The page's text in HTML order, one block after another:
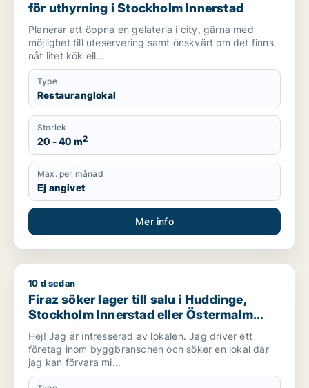
för uthyrning i Stockholm Innerstad
Planerar att öppna en gelateria i city, gärna med
möjlighet till uteservering samt önskvärt om det finns
nåt litet kök ell...
Type
Restauranglokal
Storlek
20 - 40 m2
Max. per månad
Ej angivet
Mer info
Firaz söker lager till salu i Huddinge, Stockholm Innerstad
10 d sedan
Firaz söker lager till salu i Huddinge,
Stockholm Innerstad eller Östermalm
m.fl.
Hej! Jag är intresserad av lokalen. Jag driver ett
företag inom byggbranschen och söker en lokal där
jag kan förvara mi...